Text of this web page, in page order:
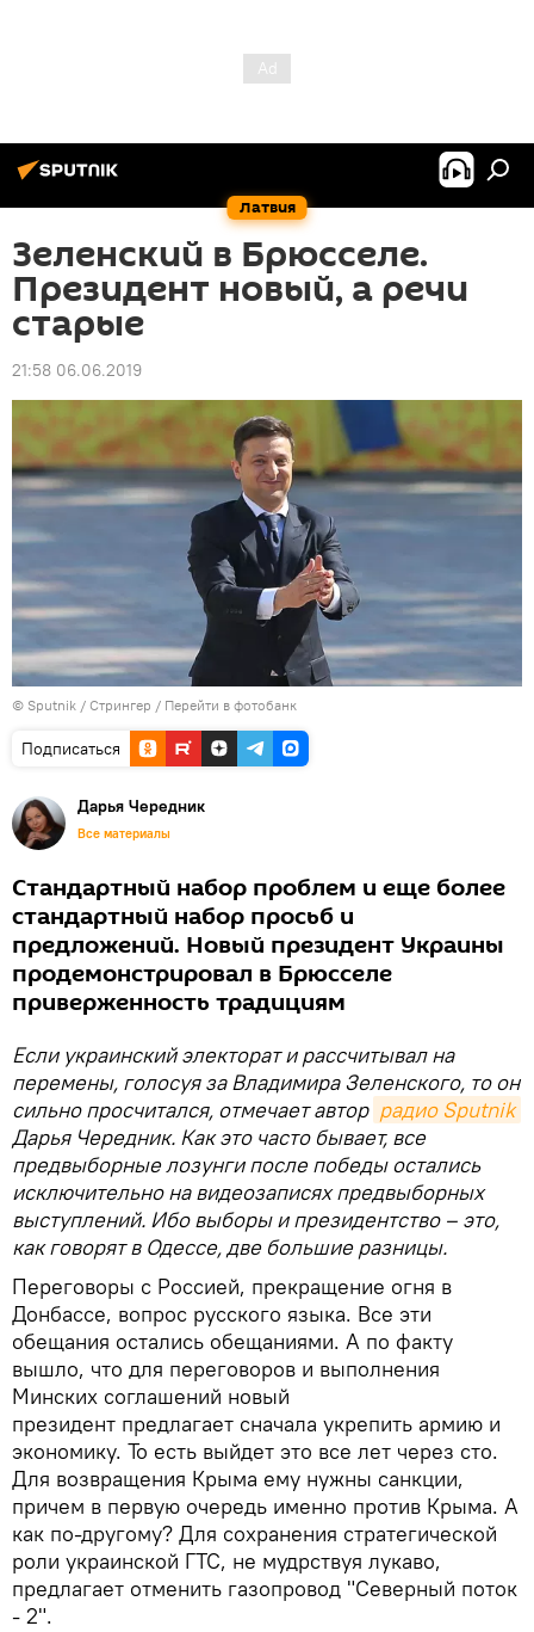
Латвия
Зеленский в Брюсселе.
Президент новый, а речи
старые
21:58 06.06.2019
© Sputnik / Стрингер / Перейти в фотобанк
Подписаться
Дарья Чередник
Все материалы
Стандартный набор проблем и еще более
стандартный набор просьб и
предложений. Новый президент Украины
продемонстрировал в Брюсселе
приверженность традициям
Если украинский электорат и рассчитывал на
перемены, голосуя за Владимира Зеленского, то он
сильно просчитался, отмечает автор радио Sputnik
Дарья Чередник. Как это часто бывает, все
предвыборные лозунги после победы остались
исключительно на видеозаписях предвыборных
выступлений. Ибо выборы и президентство – это,
как говорят в Одессе, две большие разницы.
Переговоры с Россией, прекращение огня в
Донбассе, вопрос русского языка. Все эти
обещания остались обещаниями. А по факту
вышло, что для переговоров и выполнения
Минских соглашений новый
президент предлагает сначала укрепить армию и
экономику. То есть выйдет это все лет через сто.
Для возвращения Крыма ему нужны санкции,
причем в первую очередь именно против Крыма. А
как по-другому? Для сохранения стратегической
роли украинской ГТС, не мудрствуя лукаво,
предлагает отменить газопровод "Северный поток
- 2".